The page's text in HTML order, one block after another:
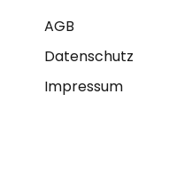
AGB
Datenschutz
Impressum